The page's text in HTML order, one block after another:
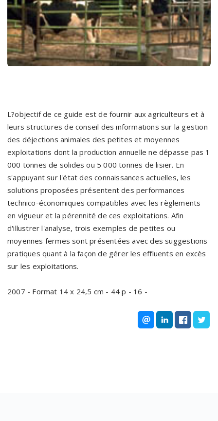
L?objectif de ce guide est de fournir aux agriculteurs et à
leurs structures de conseil des informations sur la gestion
des déjections animales des petites et moyennes
exploitations dont la production annuelle ne dépasse pas 1
000 tonnes de solides ou 5 000 tonnes de lisier. En
s'appuyant sur l'état des connaissances actuelles, les
solutions proposées présentent des performances
technico-économiques compatibles avec les règlements
en vigueur et la pérennité de ces exploitations. Afin
d'illustrer l'analyse, trois exemples de petites ou
moyennes fermes sont présentées avec des suggestions
pratiques quant à la façon de gérer les effluents en excès
sur les exploitations.
2007 - Format 14 x 24,5 cm - 44 p - 16 -